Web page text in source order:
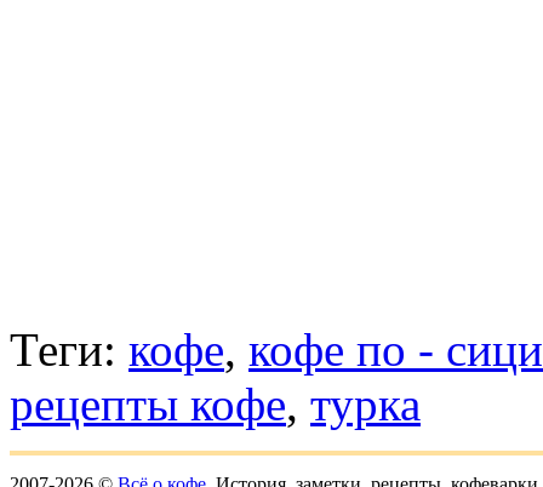
Теги: кофе, кофе по -
рецепты кофе, турка